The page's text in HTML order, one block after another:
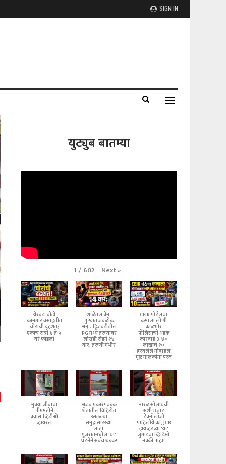
SIGN IN
युट्युब बातम्या
1 / 602 Next»
येरवडा बीडी
कामगार वसाहतीत
चोरांची दहशत;
एकाच रात्री ४ ते ५
घरे फोडली
शाळेतलं प्रेम,
पुण्यात जवळीक
अन्...हिंजवडीतील
PG मध्ये तरुणावर
लोखंडी रॉडने १४
वार; तरुणी गंभीर
CEIR पोर्टलचा
कमाल! लोणी
काळभोर
पोलिसांची धडक
कारवाई ३.४०
लाखांचे १०
हरवलेले मोबाईल
मूळ मालकांना परत
मुक्या जीवाचा
पीएमटीने
प्रवास,व्हिडीओ
व्हायरल
अजब प्रकार! चक्क
शेतातील विहिरीत
उसळल्या
समुद्रासारख्या
लाटा;
गुजरातमधील 'या'
घटनेने सर्वच थक्क!
नारळ सोलायची
अशी भन्नाट
टेक्नॉलॉजी
पाहिलीये का, JCB
ड्रायव्हरच्या 'या'
जुगाडचा व्हिडिओ
नक्की पाहा!